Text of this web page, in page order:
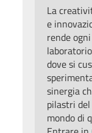
La
e
rende
dove si
sinergia
pilastri
mondo di